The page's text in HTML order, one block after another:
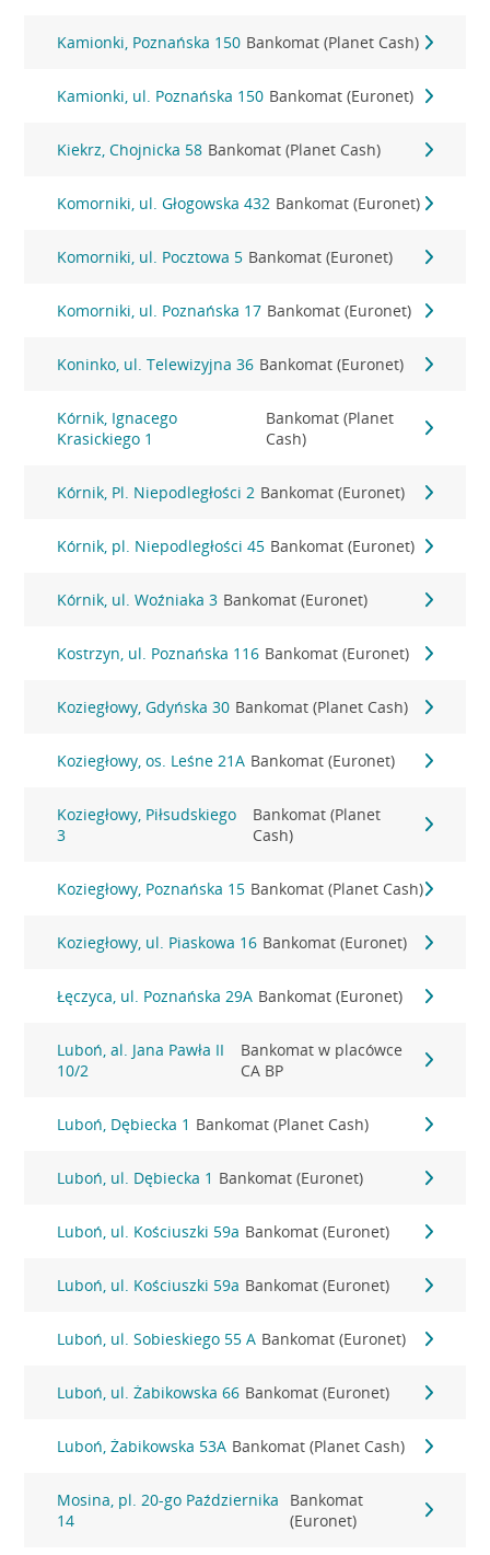
Kamionki, Poznańska 150 Bankomat (Planet Cash)
Kamionki, ul. Poznańska 150 Bankomat (Euronet)
Kiekrz, Chojnicka 58 Bankomat (Planet Cash)
Komorniki, ul. Głogowska 432 Bankomat (Euronet)
Komorniki, ul. Pocztowa 5 Bankomat (Euronet)
Komorniki, ul. Poznańska 17 Bankomat (Euronet)
Koninko, ul. Telewizyjna 36 Bankomat (Euronet)
Kórnik, Ignacego
Krasickiego 1
Bankomat (Planet
Cash)
Kórnik, Pl. Niepodległości 2 Bankomat (Euronet)
Kórnik, pl. Niepodległości 45 Bankomat (Euronet)
Kórnik, ul. Woźniaka 3 Bankomat (Euronet)
Kostrzyn, ul. Poznańska 116 Bankomat (Euronet)
Koziegłowy, Gdyńska 30 Bankomat (Planet Cash)
Koziegłowy, os. Leśne 21A Bankomat (Euronet)
Koziegłowy, Piłsudskiego
3
Bankomat (Planet
Cash)
Koziegłowy, Poznańska 15 Bankomat (Planet Cash)
Koziegłowy, ul. Piaskowa 16 Bankomat (Euronet)
Łęczyca, ul. Poznańska 29A Bankomat (Euronet)
Luboń, al. Jana Pawła II
10/2
Bankomat w placówce
CA BP
Luboń, Dębiecka 1 Bankomat (Planet Cash)
Luboń, ul. Dębiecka 1 Bankomat (Euronet)
Luboń, ul. Kościuszki 59a Bankomat (Euronet)
Luboń, ul. Kościuszki 59a Bankomat (Euronet)
Luboń, ul. Sobieskiego 55 A Bankomat (Euronet)
Luboń, ul. Żabikowska 66 Bankomat (Euronet)
Luboń, Żabikowska 53A Bankomat (Planet Cash)
Mosina, pl. 20-go Października
14
Bankomat
(Euronet)